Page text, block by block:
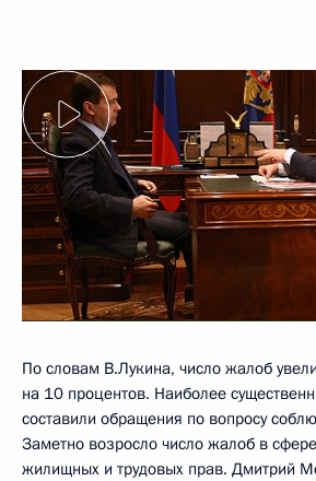
По словам В.Лукина, число жалоб
на 10 процентов. Наиболее
составили обращения по вопросу
Заметно возросло число жалоб в
жилищных и трудовых прав. Дмитрий